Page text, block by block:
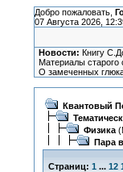
Добро пожаловать,
07 Августа 2026,
Новости: Книгу
Материалы
О замеченных
Квантовый
Физика
Пара
Страниц: 1 ... 12